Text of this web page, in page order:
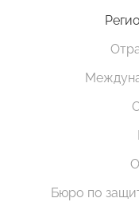
Бюро по